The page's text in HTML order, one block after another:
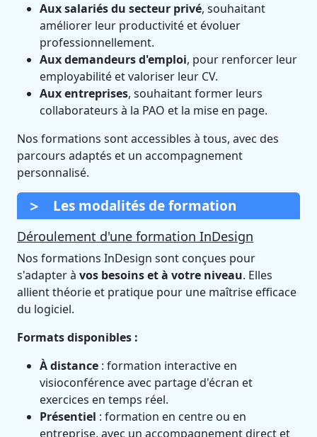
Aux salariés du secteur privé, souhaitant
améliorer leur productivité et évoluer
professionnellement.
Aux demandeurs d'emploi, pour renforcer leur
employabilité et valoriser leur CV.
Aux entreprises, souhaitant former leurs
collaborateurs à la PAO et la mise en page.
Nos formations sont accessibles à tous, avec des
parcours adaptés et un accompagnement
personnalisé.
Les modalités de formation
Déroulement d'une formation InDesign
Nos formations InDesign sont conçues pour
s'adapter à vos besoins et à votre niveau. Elles
allient théorie et pratique pour une maîtrise efficace
du logiciel.
Formats disponibles :
À distance : formation interactive en
visioconférence avec partage d'écran et
exercices en temps réel.
Présentiel : formation en centre ou en
entreprise, avec un accompagnement direct et